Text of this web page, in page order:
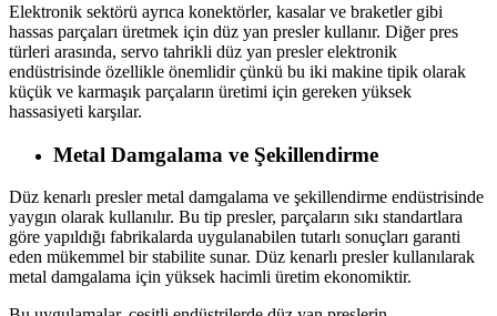
Elektronik sektörü ayrıca konektörler, kasalar ve braketler gibi
hassas parçaları üretmek için düz yan presler kullanır. Diğer pres
türleri arasında, servo tahrikli düz yan presler elektronik
endüstrisinde özellikle önemlidir çünkü bu iki makine tipik olarak
küçük ve karmaşık parçaların üretimi için gereken yüksek
hassasiyeti karşılar.
Metal Damgalama ve Şekillendirme
Düz kenarlı presler metal damgalama ve şekillendirme endüstrisinde
yaygın olarak kullanılır. Bu tip presler, parçaların sıkı standartlara
göre yapıldığı fabrikalarda uygulanabilen tutarlı sonuçları garanti
eden mükemmel bir stabilite sunar. Düz kenarlı presler kullanılarak
metal damgalama için yüksek hacimli üretim ekonomiktir.